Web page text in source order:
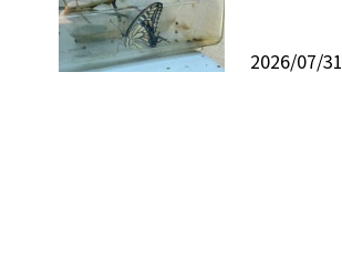
2026/07/31